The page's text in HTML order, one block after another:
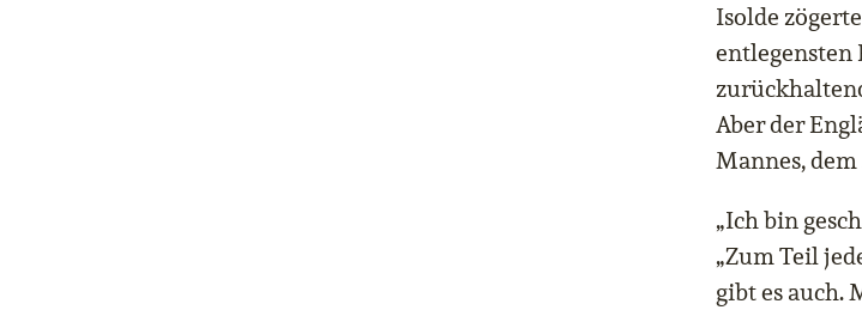
Isolde
entlegensten
Aber der
Mannes,
„Ich bin
„Zum Teil
gibt es auch.